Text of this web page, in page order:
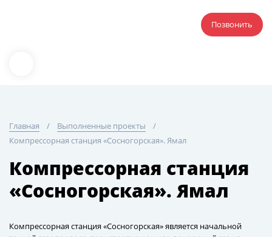
Позвонить
Главная
Выполненные проекты
Компрессорная станция «Сосногорская». Ямал
Компрессорная станция
«Сосногорская». Ямал
Компрессорная станция «Сосногорская» является начальной